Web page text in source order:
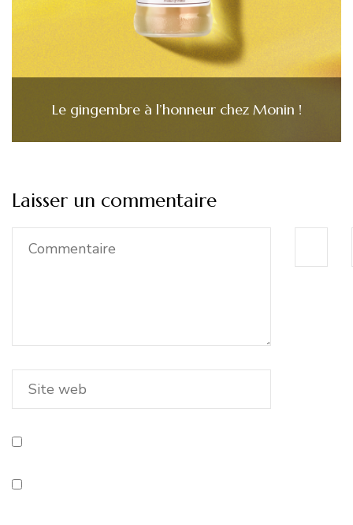
Le gingembre à l’honneur chez Monin !
Laisser un commentaire